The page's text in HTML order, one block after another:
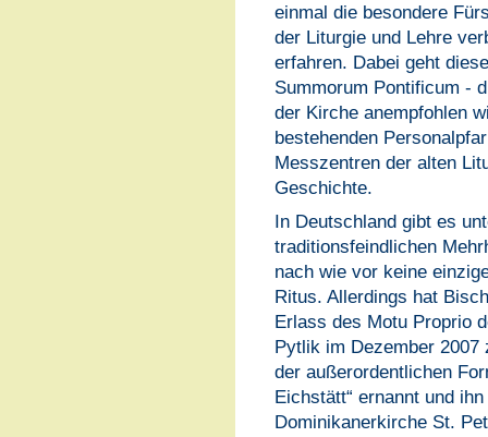
einmal die besondere
der Liturgie und Lehre
erfahren. Dabei geht
Summorum Pontificum -
der Kirche anempfohlen
bestehenden
Messzentren der alten
Geschichte.
In Deutschland gibt es
traditionsfeindlichen
nach wie vor keine
Ritus. Allerdings hat
Erlass des Motu Proprio
Pytlik im Dezember 2007
der außerordentlichen
Eichstätt“ ernannt und
Dominikanerkirche St.